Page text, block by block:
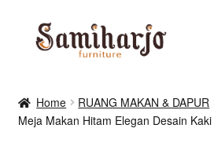
Skip
Skip
RUANG MAKAN & DAPUR
Home RUANG MAKAN & DAPUR
Meja Makan Hitam Elegan Desain